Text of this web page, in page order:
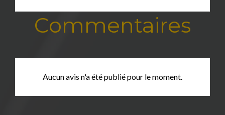
Commentaires
Aucun avis n'a été publié pour le moment.